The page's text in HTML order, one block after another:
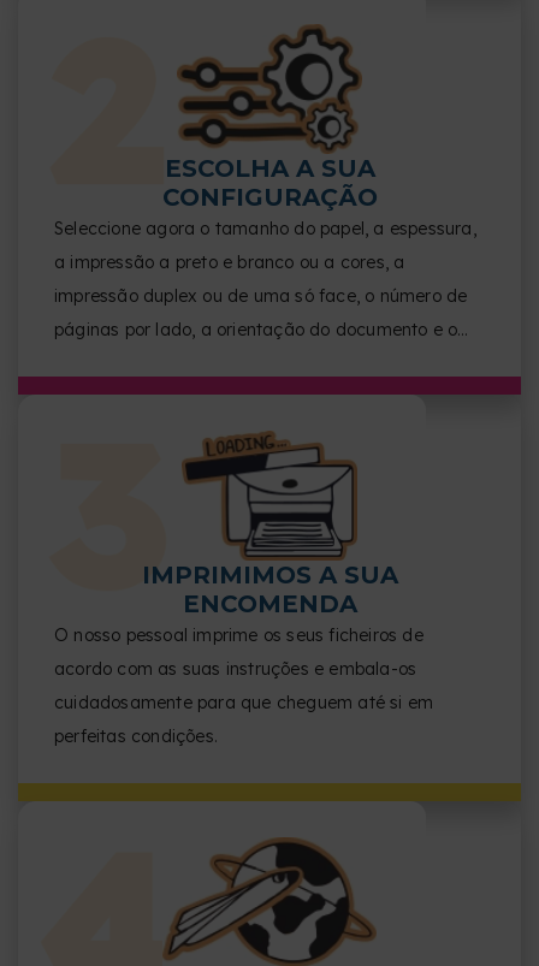
ESCOLHA A SUA
CONFIGURAÇÃO
Seleccione agora o tamanho do papel, a espessura,
a impressão a preto e branco ou a cores, a
impressão duplex ou de uma só face, o número de
páginas por lado, a orientação do documento e o
IMPRIMIMOS A SUA
ENCOMENDA
O nosso pessoal imprime os seus ficheiros de
acordo com as suas instruções e embala-os
cuidadosamente para que cheguem até si em
perfeitas condições.